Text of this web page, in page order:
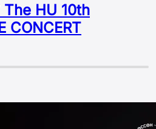
The HU 10th
CONCERT